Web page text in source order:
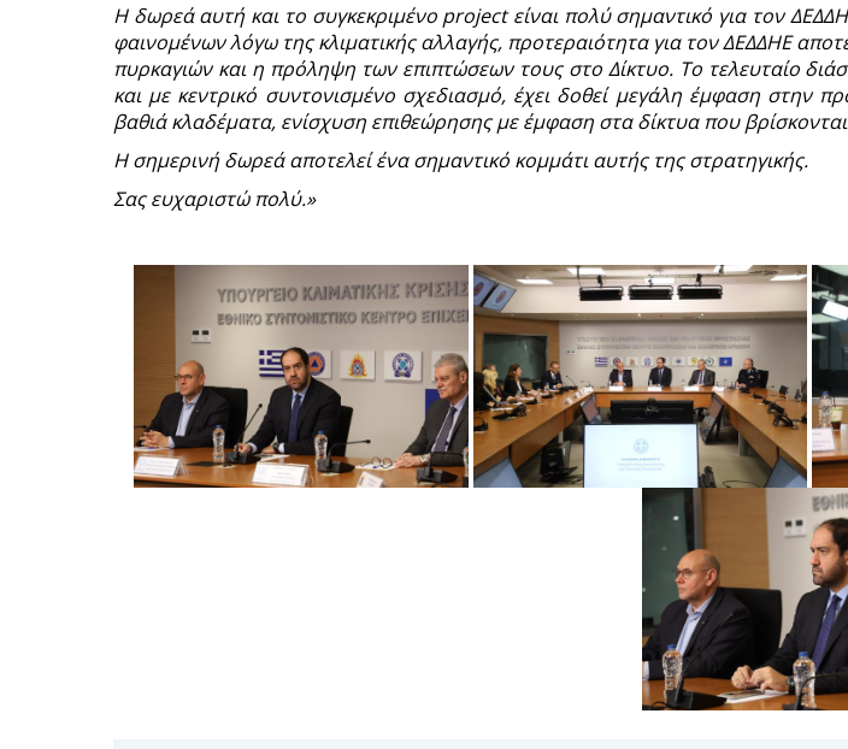
Η δωρεά αυτή και το συγκεκριμένο project είναι πολύ σημαντικό για τον
φαινομένων λόγω της κλιματικής αλλαγής, προτεραιότητα για τον ΔΕΔΔΗΕ
πυρκαγιών και η πρόληψη των επιπτώσεων τους στο Δίκτυο. Το τελευταίο
και με κεντρικό συντονισμένο σχεδιασμό, έχει δοθεί μεγάλη έμφαση στην
βαθιά κλαδέματα, ενίσχυση επιθεώρησης με έμφαση στα δίκτυα που
Η σημερινή δωρεά αποτελεί ένα σημαντικό κομμάτι αυτής της στρατηγικής.
Σας ευχαριστώ πολύ.»